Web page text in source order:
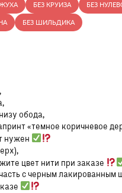
обода,
«темное коричневое
нужен
цвет нити при заказе
с черным лакированным
БЕЗ КРУИЗА БЕЗ
БЕЗ ШИЛЬДИКА